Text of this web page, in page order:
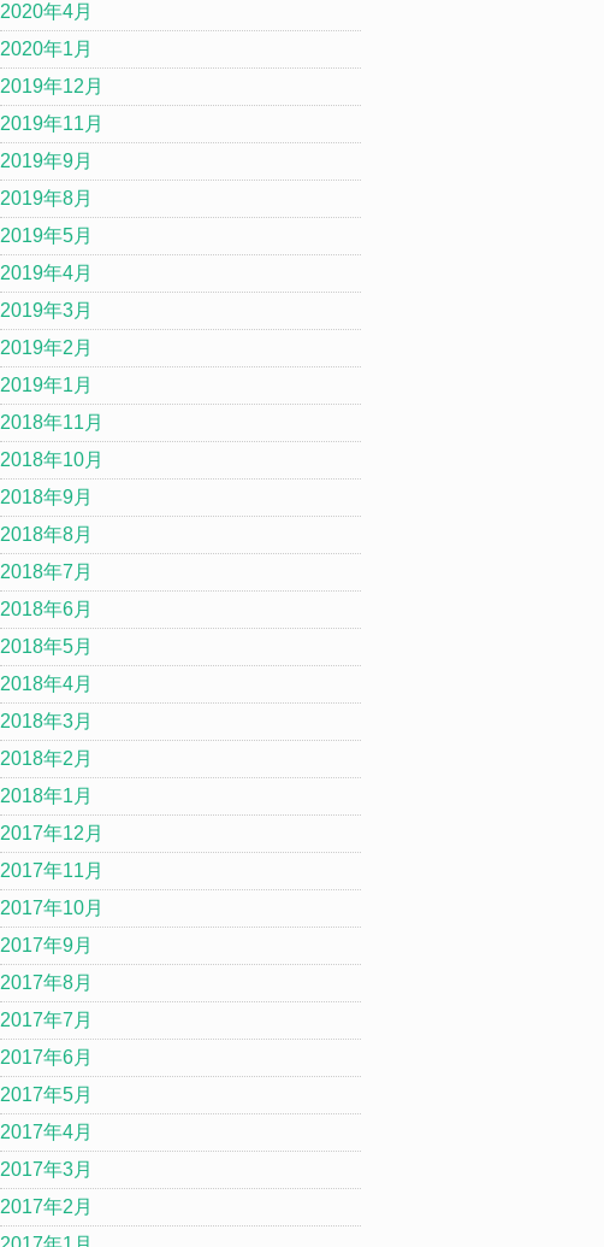
2020年4月
2020年1月
2019年12月
2019年11月
2019年9月
2019年8月
2019年5月
2019年4月
2019年3月
2019年2月
2019年1月
2018年11月
2018年10月
2018年9月
2018年8月
2018年7月
2018年6月
2018年5月
2018年4月
2018年3月
2018年2月
2018年1月
2017年12月
2017年11月
2017年10月
2017年9月
2017年8月
2017年7月
2017年6月
2017年5月
2017年4月
2017年3月
2017年2月